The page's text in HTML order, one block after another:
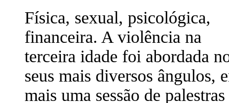
Física, sexual, psicológica,
financeira. A violência na
terceira idade foi abordada
seus mais diversos ângulos,
mais uma sessão de palestras